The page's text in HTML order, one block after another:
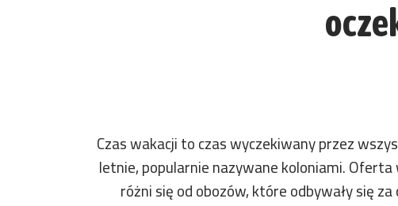
Czas wakacji to czas wyczekiwany przez
letnie, popularnie nazywane koloniami.
różni się od obozów, które odbywały się